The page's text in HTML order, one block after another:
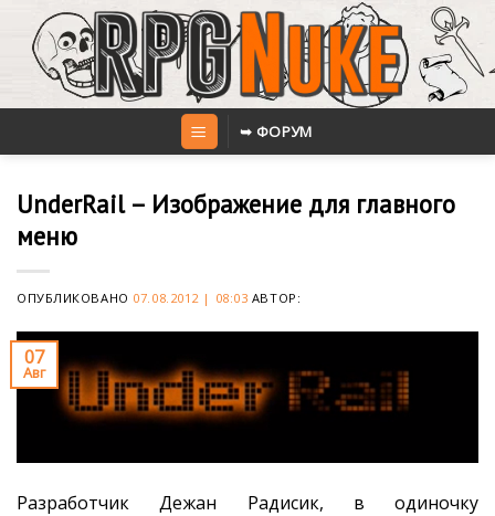
content
➥ ФОРУМ
UnderRail – Изображение для главного
меню
ОПУБЛИКОВАНО 07.08.2012 | 08:03 АВТОР:
07
Авг
Разработчик Дежан Радисик, в одиночку